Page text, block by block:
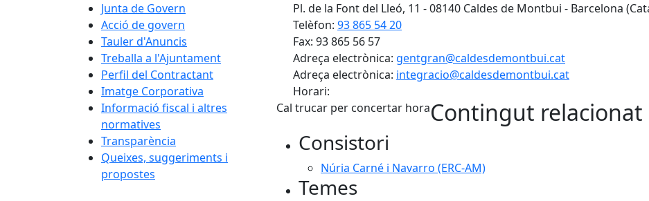
Junta de Govern
Acció de govern
Tauler d'Anuncis
Treballa a l'Ajuntament
Perfil del Contractant
Imatge Corporativa
Informació fiscal i altres
normatives
Transparència
Queixes, suggeriments i
propostes
Pl. de la Font del Lleó, 11 - 08140 Caldes de Montbui - Barcelona
Telèfon: 93 865 54 20
Fax: 93 865 56 57
Adreça electrònica: gentgran@caldesdemontbui.cat
Adreça electrònica: integracio@caldesdemontbui.cat
Horari:
Cal trucar per concertar horaContingut relacionat
Consistori
Núria Carné i Navarro (ERC-AM)
Temes